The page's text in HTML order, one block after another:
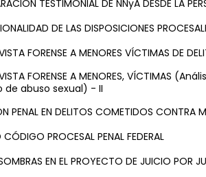
TESTIMONIAL DE NNyA DESDE LA
DE LAS DISPOSICIONES
FORENSE A MENORES VÍCTIMAS DE
FORENSE A MENORES,
de abuso sexual) - II
PENAL EN DELITOS COMETIDOS CONTRA
CÓDIGO PROCESAL PENAL FEDERAL
EN EL PROYECTO DE JUICIO POR